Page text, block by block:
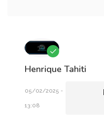
Henrique Tahiti
05/02/2025 -
13:08